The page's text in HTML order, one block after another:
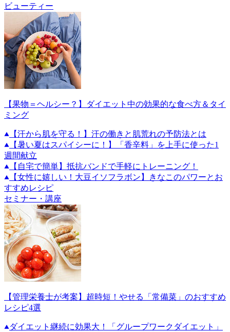
ビューティー
【果物＝ヘルシー？】ダイエット中の効果的な食べ方＆タイ
ミング
【汗から肌を守る！】汗の働きと肌荒れの予防法とは
【暑い夏はスパイシーに！】「香辛料」を上手に使った1
週間献立
【自宅で簡単】抵抗バンドで手軽にトレーニング！
【女性に嬉しい！大豆イソフラボン】きなこのパワーとお
すすめレシピ
セミナー・講座
【管理栄養士が考案】超時短！やせる「常備菜」のおすすめ
レシピ4選
ダイエット継続に効果大！「グループワークダイエット」